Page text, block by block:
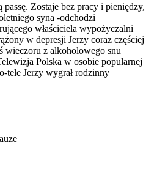
passę. Zostaje bez pracy i pieniędzy,
syna -odchodzi
właściciela wypożyczalni
w depresji Jerzy coraz częściej
wieczoru z alkoholowego snu
Polska w osobie popularnej
tele Jerzy wygrał rodzinny